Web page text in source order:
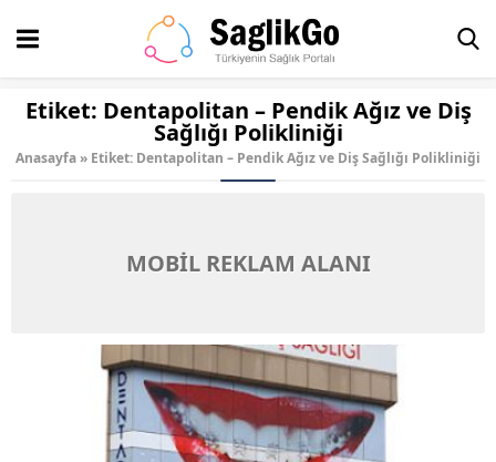
Etiket: Dentapolitan – Pendik Ağız ve Diş
Sağlığı Polikliniği
Anasayfa» Etiket: Dentapolitan – Pendik Ağız ve Diş Sağlığı Polikliniği
MOBİL REKLAM ALANI